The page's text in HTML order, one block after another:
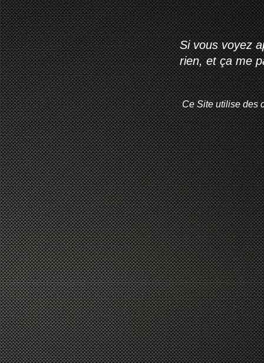
Si vous voyez
rien, et ça me
Ce Site utilise des